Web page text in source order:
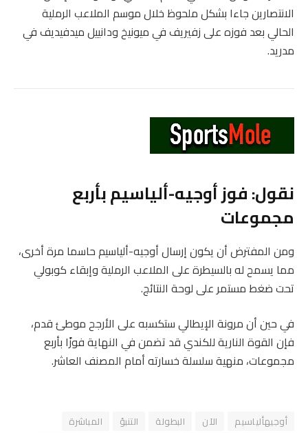
الانتصارين جاءا بشكل ملحوظ خلال موسم الملاعب الرملية
الحالي بعد فوزه على زفيريف في ميونيخ ودانييل ميدفيديف في
مدريد.
نقول: فوز أوجيه-ألياسيم بأربع
مجموعات
ومن المفترض أن يكون إرسال أوجيه-ألياسيم حاسما مرة أخرى،
مما يسمح له بالسيطرة على الملاعب الرملية وإبقاء كوبولي
تحت ضغط مستمر على لوحة النتائج.
في حين أن مرونة الإيطالي ستكسبه على الأرجح موطئ قدم،
فإن القوة النارية للكندي قد تضمن في النهاية فوزًا بأربع
مجموعات، منهية سلسلة خسارته أمام المصنف العاشر.
أوجيهألياسيم الآن البطولة التنبؤ
المباشرة